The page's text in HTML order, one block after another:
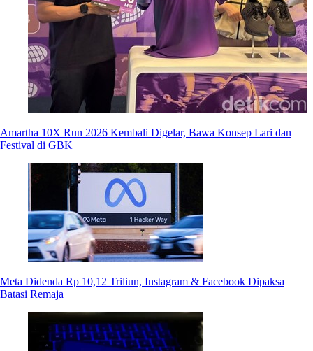
Amartha 10X Run 2026 Kembali Digelar, Bawa Konsep Lari dan
Festival di GBK
Meta Didenda Rp 10,12 Triliun, Instagram & Facebook Dipaksa
Batasi Remaja